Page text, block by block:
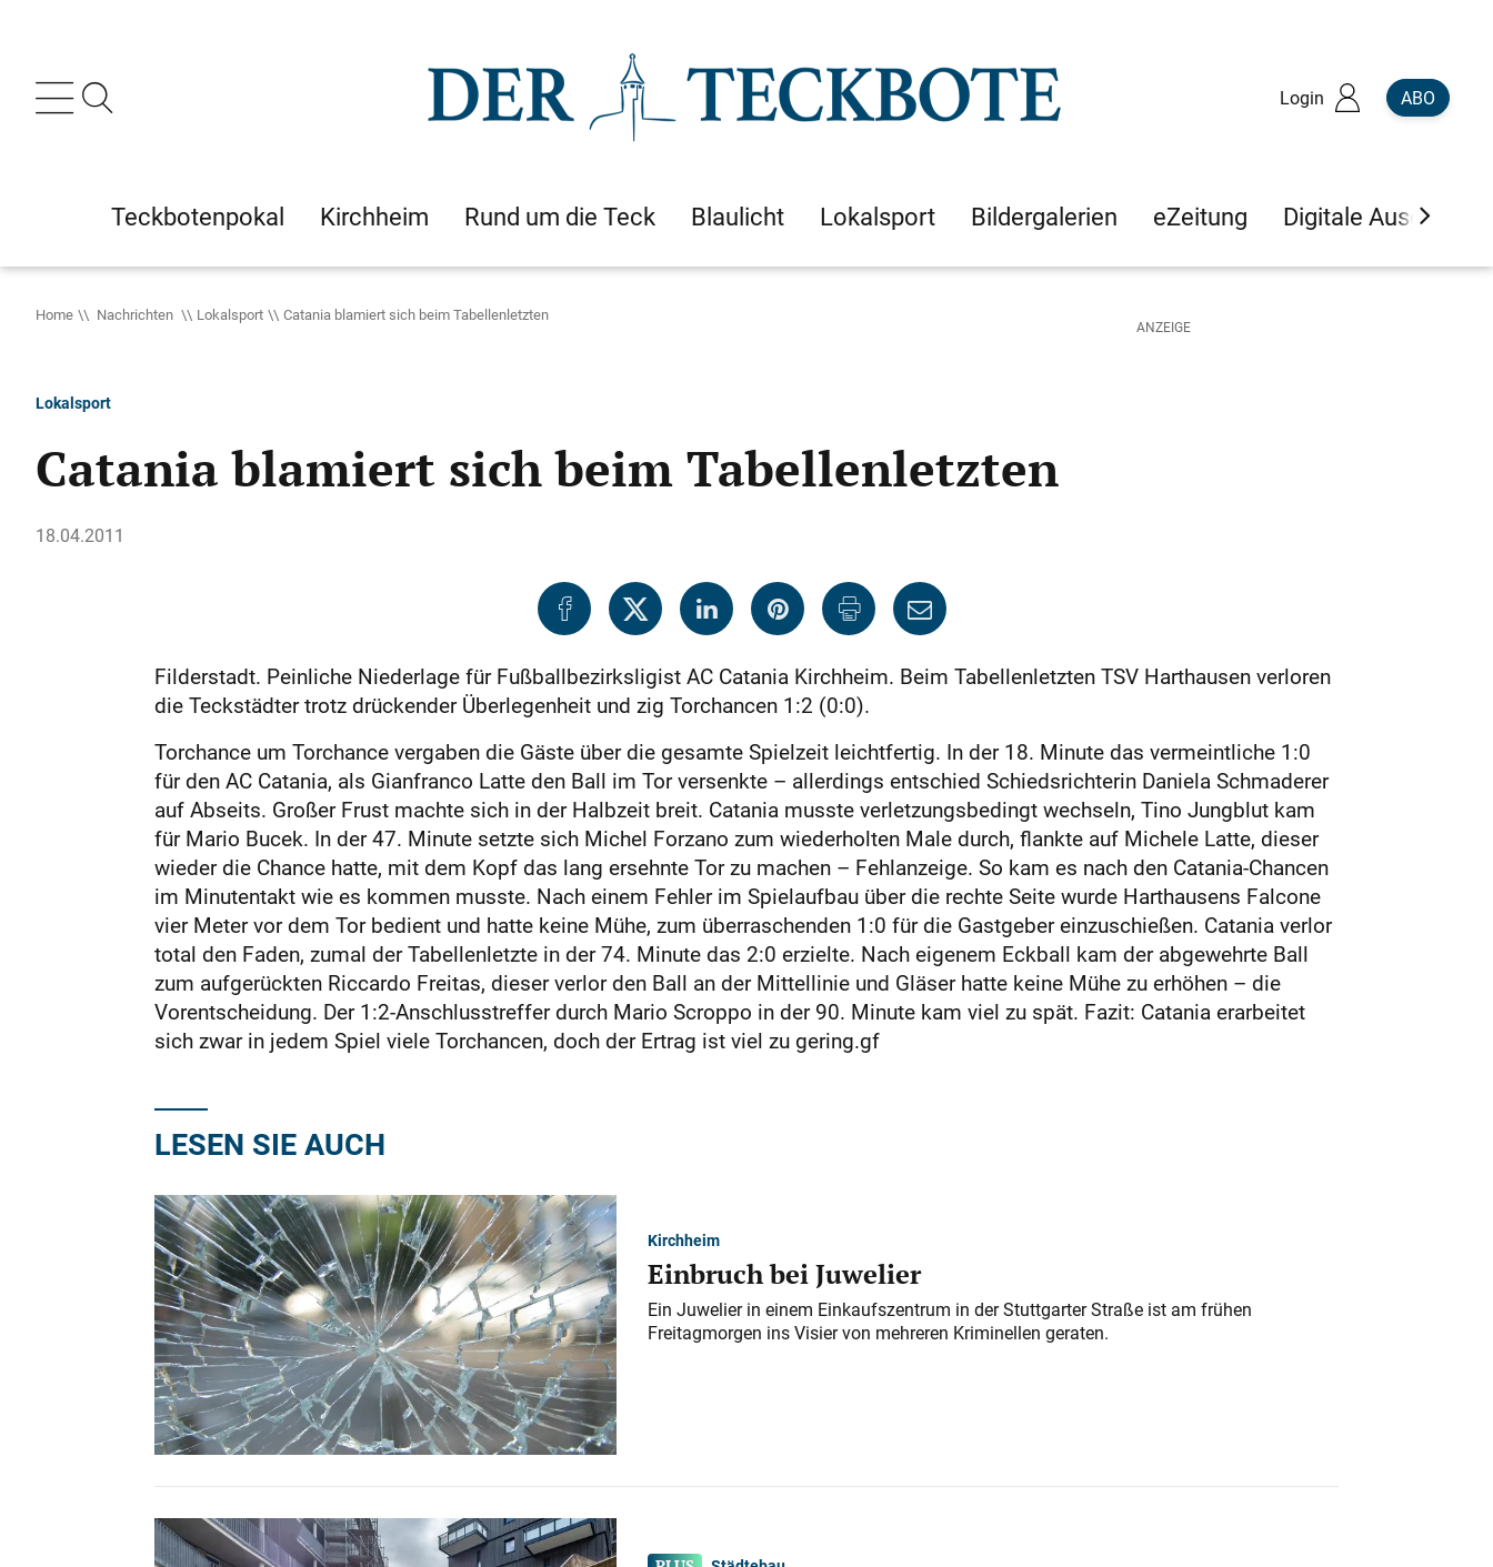
Login ABO
Teckbotenpokal Kirchheim Rund um die Teck Blaulicht Lokalsport Bildergalerien eZeitung Digitale Ausgaben
Home Nachrichten Lokalsport Catania blamiert sich beim Tabellenletzten
Lokalsport
Catania blamiert sich beim Tabellenletzten
18.04.2011
Filderstadt. Peinliche Niederlage für Fußballbezirksligist AC Catania Kirchheim. Beim Tabellenletzten TSV Harthausen verloren
die Teckstädter trotz drückender Überlegenheit und zig Torchancen 1:2 (0:0).
Torchance um Torchance vergaben die Gäste über die gesamte Spielzeit leichtfertig. In der 18. Minute das vermeintliche 1:0
für den AC Catania, als Gianfranco Latte den Ball im Tor versenkte – allerdings entschied Schiedsrichterin Daniela Schmaderer
auf Abseits. Großer Frust machte sich in der Halbzeit breit. Catania musste verletzungsbedingt wechseln, Tino Jungblut kam
für Mario Bucek. In der 47. Minute setzte sich Michel Forzano zum wiederholten Male durch, flankte auf Michele Latte, dieser
wieder die Chance hatte, mit dem Kopf das lang ersehnte Tor zu machen – Fehlanzeige. So kam es nach den Catania-Chancen
im Minutentakt wie es kommen musste. Nach einem Fehler im Spielaufbau über die rechte Seite wurde Harthausens Falcone
vier Meter vor dem Tor bedient und hatte keine Mühe, zum überraschenden 1:0 für die Gastgeber einzuschießen. Catania verlor
total den Faden, zumal der Tabellenletzte in der 74. Minute das 2:0 erzielte. Nach eigenem Eckball kam der abgewehrte Ball
zum aufgerückten Riccardo Freitas, dieser verlor den Ball an der Mittellinie und Gläser hatte keine Mühe zu erhöhen – die
Vorentscheidung. Der 1:2-Anschlusstreffer durch Mario Scroppo in der 90. Minute kam viel zu spät. Fazit: Catania erarbeitet
sich zwar in jedem Spiel viele Torchancen, doch der Ertrag ist viel zu gering.gf
LESEN SIE AUCH
Kirchheim
Einbruch bei Juwelier
Ein Juwelier in einem Einkaufszentrum in der Stuttgarter Straße ist am frühen
Freitagmorgen ins Visier von mehreren Kriminellen geraten.